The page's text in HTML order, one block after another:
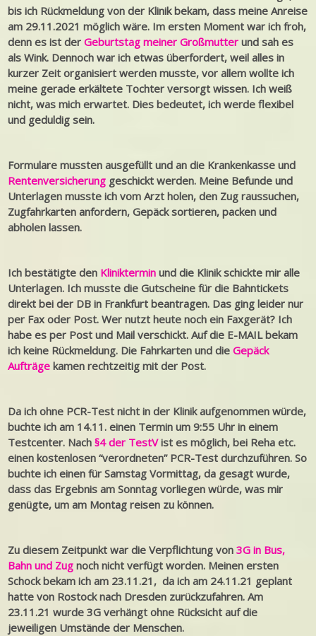
bis ich Rückmeldung von der Klinik bekam, dass meine Anreise
am 29.11.2021 möglich wäre. Im ersten Moment war ich froh,
denn es ist derGeburtstag meiner Großmutter und sah es
als Wink. Dennoch war ich etwas überfordert, weil alles in
kurzer Zeit organisiert werden musste, vor allem wollte ich
meine gerade erkältete Tochter versorgt wissen. Ich weiß
nicht, was mich erwartet. Dies bedeutet, ich werde flexibel
und geduldig sein.
Formulare mussten ausgefüllt und an die Krankenkasse und
Rentenversicherung geschickt werden. Meine Befunde und
Unterlagen musste ich vom Arzt holen, den Zug raussuchen,
Zugfahrkarten anfordern, Gepäck sortieren, packen und
abholen lassen.
Ich bestätigte den Kliniktermin und die Klinik schickte mir alle
Unterlagen. Ich musste die Gutscheine für die Bahntickets
direkt bei der DB in Frankfurt beantragen. Das ging leider nur
per Fax oder Post. Wer nutzt heute noch ein Faxgerät? Ich
habe es per Post und Mail verschickt. Auf die E-MAIL bekam
ich keine Rückmeldung. Die Fahrkarten und dieGepäck
Aufträge kamen rechtzeitig mit der Post.
Da ich ohne PCR-Test nicht in der Klinik aufgenommen würde,
buchte ich am 14.11. einen Termin um 9:55 Uhr in einem
Testcenter. Nach §4 der TestVist es möglich, bei Reha etc.
einen kostenlosen “verordneten” PCR-Test durchzuführen. So
buchte ich einen für Samstag Vormittag, da gesagt wurde,
dass das Ergebnis am Sonntag vorliegen würde, was mir
genügte, um am Montag reisen zu können.
Zu diesem Zeitpunkt war die Verpflichtung von3G in Bus,
Bahn und Zug noch nicht verfügt worden. Meinen ersten
Schock bekam ich am 23.11.21, da ich am 24.11.21 geplant
hatte von Rostock nach Dresden zurückzufahren. Am
23.11.21 wurde 3G verhängt ohne Rücksicht auf die
jeweiligen Umstände der Menschen.